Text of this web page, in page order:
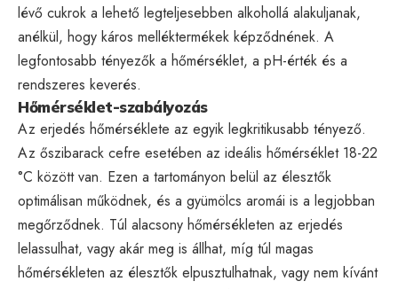
lévő cukrok a lehető legteljesebben alkohollá alakuljanak,
anélkül, hogy káros melléktermékek képződnének. A
legfontosabb tényezők a hőmérséklet, a pH-érték és a
rendszeres keverés.
Hőmérséklet-szabályozás
Az erjedés hőmérséklete az egyik legkritikusabb tényező.
Az őszibarack cefre esetében az ideális hőmérséklet 18-22
°C között van. Ezen a tartományon belül az élesztők
optimálisan működnek, és a gyümölcs aromái is a legjobban
megőrződnek. Túl alacsony hőmérsékleten az erjedés
lelassulhat, vagy akár meg is állhat, míg túl magas
hőmérsékleten az élesztők elpusztulhatnak, vagy nem kívánt